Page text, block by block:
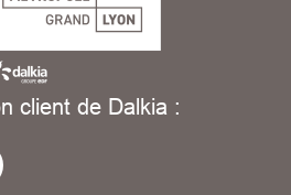
client de Dalkia :